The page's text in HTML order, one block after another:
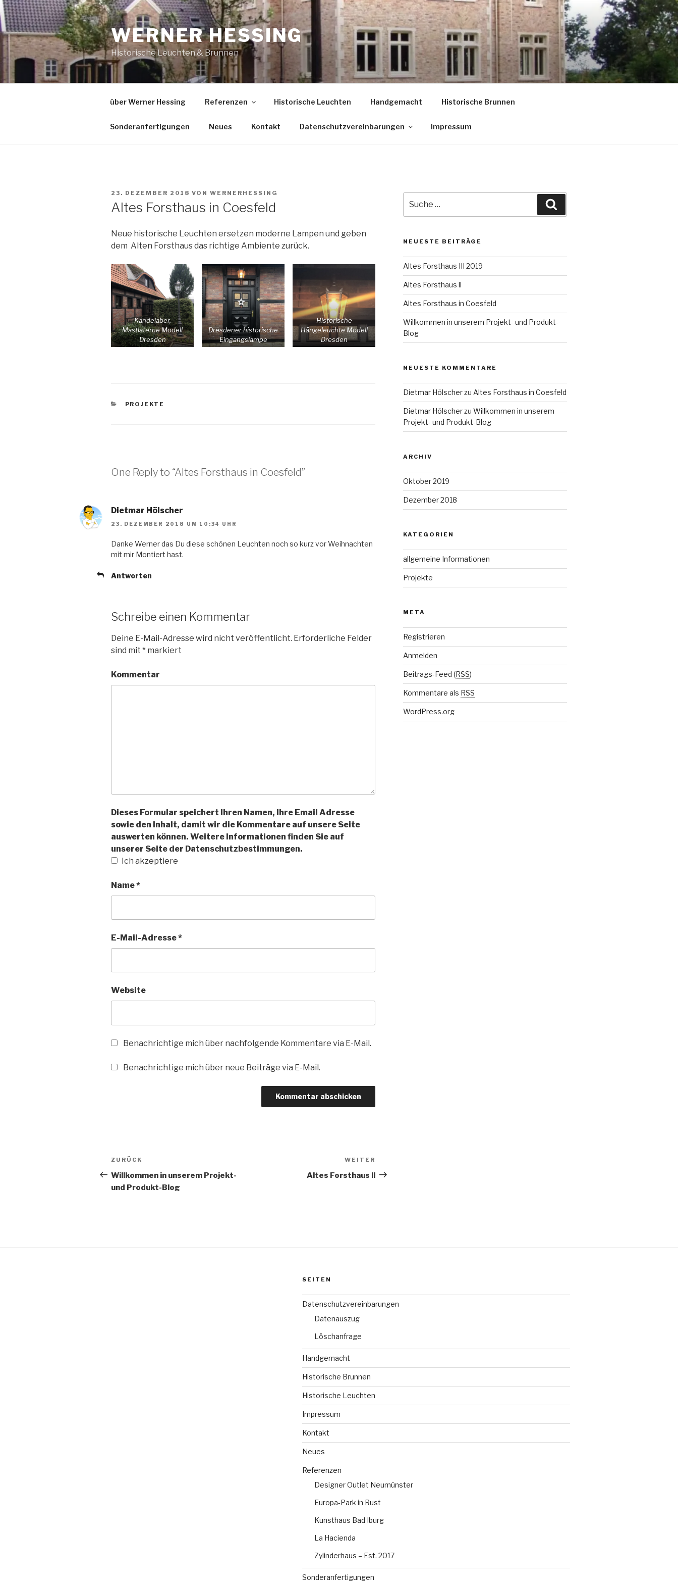
Zum
Inhalt
springen
WERNER HESSING
Historische Leuchten & Brunnen
über Werner Hessing Referenzen Historische Leuchten Handgemacht Historische Brunnen
Sonderanfertigungen Neues Kontakt Datenschutzvereinbarungen Impressum
VERÖFFENTLICHT
23. DEZEMBER 2018 VON WERNERHESSING
Altes Forsthaus in Coesfeld
Neue historische Leuchten ersetzen moderne Lampen und geben
dem Alten Forsthaus das richtige Ambiente zurück.
Kandelaber,
Mastlaterne Modell
Dresden
Dresdener historische
Eingangslampe
Historische
Hängeleuchte Modell
Dresden
KATEGORIEN
PROJEKTE
One Reply to “Altes Forsthaus in Coesfeld”
Dietmar Hölscher
23. DEZEMBER 2018 UM 10:34 UHR
Danke Werner das Du diese schönen Leuchten noch so kurz vor Weihnachten
mit mir Montiert hast.
Antworten
Schreibe einen Kommentar
Deine E-Mail-Adresse wird nicht veröffentlicht. Erforderliche Felder
sind mit * markiert
Kommentar
Dieses Formular speichert Ihren Namen, Ihre Email Adresse
sowie den Inhalt, damit wir die Kommentare auf unsere Seite
auswerten können. Weitere Informationen finden Sie auf
unserer Seite der Datenschutzbestimmungen.
Ich akzeptiere
Name*
E-Mail-Adresse*
Website
Benachrichtige mich über nachfolgende Kommentare via E-Mail.
Benachrichtige mich über neue Beiträge via E-Mail.
Beitragsnavigation
Vorheriger
Beitrag
ZURÜCK
Willkommen in unserem Projekt-
und Produkt-Blog
Beitrag
WEITER
Altes Forsthaus ll
nach:
NEUESTE BEITRÄGE
Altes Forsthaus III 2019
Altes Forsthaus ll
Altes Forsthaus in Coesfeld
Willkommen in unserem Projekt- und Produkt-
Blog
NEUESTE KOMMENTARE
Dietmar Hölscherzu Altes Forsthaus in Coesfeld
Dietmar Hölscherzu Willkommen in unserem
Projekt- und Produkt-Blog
ARCHIV
Oktober 2019
Dezember 2018
KATEGORIEN
allgemeine Informationen
Projekte
META
Registrieren
Anmelden
Beitrags-Feed (RSS)
Kommentare als RSS
WordPress.org
SEITEN
Datenschutzvereinbarungen
Datenauszug
Löschanfrage
Handgemacht
Historische Brunnen
Historische Leuchten
Impressum
Kontakt
Neues
Referenzen
Designer Outlet Neumünster
Europa-Park in Rust
Kunsthaus Bad Iburg
La Hacienda
Zylinderhaus – Est. 2017
Sonderanfertigungen